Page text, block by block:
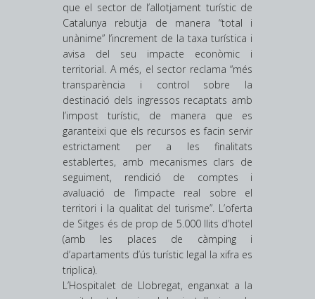
que el sector de l’allotjament turístic de
Catalunya rebutja de manera “total i
unànime” l’increment de la taxa turística i
avisa del seu impacte econòmic i
territorial. A més, el sector reclama “més
transparència i control sobre la
destinació dels ingressos recaptats amb
l’impost turístic, de manera que es
garanteixi que els recursos es facin servir
estrictament per a les finalitats
establertes, amb mecanismes clars de
seguiment, rendició de comptes i
avaluació de l’impacte real sobre el
territori i la qualitat del turisme”. L’oferta
de Sitges és de prop de 5.000 llits d’hotel
(amb les places de càmping i
d’apartaments d’ús turístic legal la xifra es
triplica).
L’Hospitalet de Llobregat, enganxat a la